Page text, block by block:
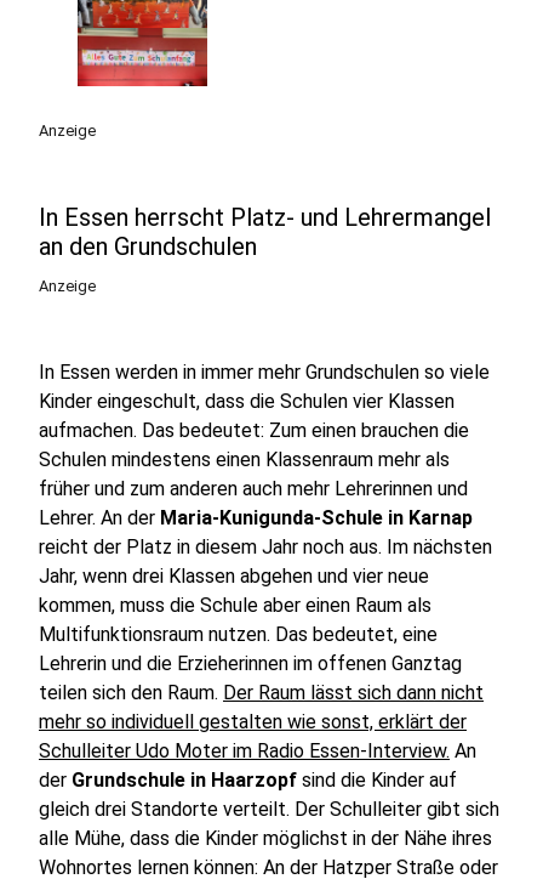
Anzeige
In Essen herrscht Platz- und Lehrermangel
an den Grundschulen
Anzeige
In Essen werden in immer mehr Grundschulen so viele
Kinder eingeschult, dass die Schulen vier Klassen
aufmachen. Das bedeutet: Zum einen brauchen die
Schulen mindestens einen Klassenraum mehr als
früher und zum anderen auch mehr Lehrerinnen und
Lehrer. An der Maria-Kunigunda-Schule in Karnap
reicht der Platz in diesem Jahr noch aus. Im nächsten
Jahr, wenn drei Klassen abgehen und vier neue
kommen, muss die Schule aber einen Raum als
Multifunktionsraum nutzen. Das bedeutet, eine
Lehrerin und die Erzieherinnen im offenen Ganztag
teilen sich den Raum. Der Raum lässt sich dann nicht
mehr so individuell gestalten wie sonst, erklärt der
Schulleiter Udo Moter im Radio Essen-Interview. An
der Grundschule in Haarzopf sind die Kinder auf
gleich drei Standorte verteilt. Der Schulleiter gibt sich
alle Mühe, dass die Kinder möglichst in der Nähe ihres
Wohnortes lernen können: An der Hatzper Straße oder